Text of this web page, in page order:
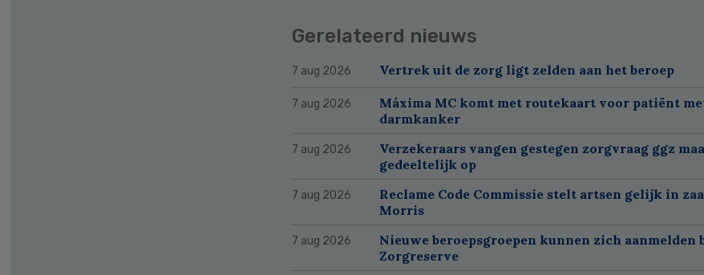
Gerelateerd nieuws
7 aug 2026 Vertrek uit de zorg ligt zelden aan het beroep
7 aug 2026
Máxima MC komt met routekaart voor patiënt
darmkanker
7 aug 2026
Verzekeraars vangen gestegen zorgvraag ggz
gedeeltelijk op
7 aug 2026
Reclame Code Commissie stelt artsen gelijk in
Morris
7 aug 2026
Nieuwe beroepsgroepen kunnen zich aanmelden
Zorgreserve